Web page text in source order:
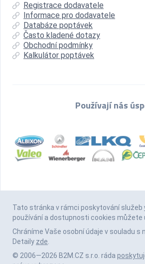
Registrace dodavatele
Informace pro dodavatele
Databáze poptávek
Často kladené dotazy
Obchodní podmínky
Kalkulátor poptávek
Používají nás
Tato stránka v rámci poskytování služeb
používání a dostupnosti cookies můžete
Chráníme Vaše osobní údaje v souladu s
Detaily zde.
© 2006—2026 B2M.CZ s.r.o. ráda